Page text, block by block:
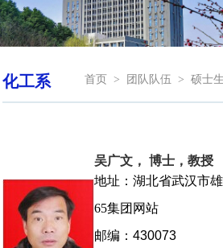
化工系 首页 > 团队队伍 > 硕士
吴广文， 博士，教授
地址：湖北省武汉市
65集团网站
邮编：430073